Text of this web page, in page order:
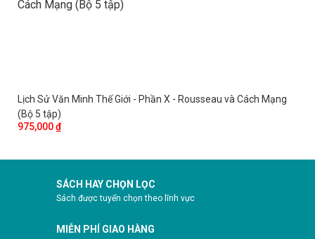
Lịch Sử Văn Minh Thế Giới - Phần X - Rousseau và Cách Mạng
(Bộ 5 tập)
975,000 ₫
SÁCH HAY CHỌN LỌC
Sách được tuyển chọn theo lĩnh vực
MIỄN PHÍ GIAO HÀNG